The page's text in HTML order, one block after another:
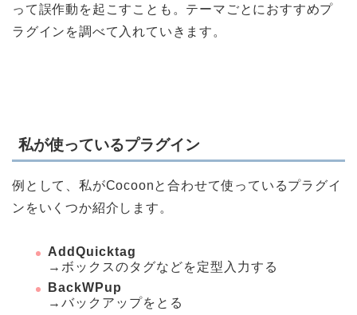
って誤作動を起こすことも。テーマごとにおすすめプ
ラグインを調べて入れていきます。
私が使っているプラグイン
例として、私がCocoonと合わせて使っているプラグイ
ンをいくつか紹介します。
AddQuicktag
→ボックスのタグなどを定型入力する
BackWPup
→バックアップをとる